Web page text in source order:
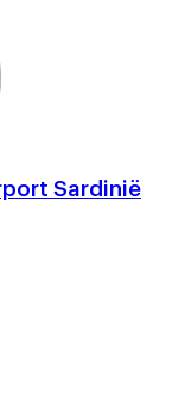
Sardinië